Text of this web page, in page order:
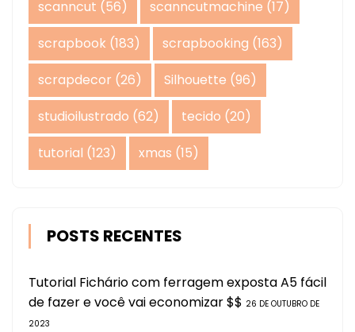
scanncut (56) scanncutmachine (17)
scrapbook (183) scrapbooking (163)
scrapdecor (26) Silhouette (96)
studioilustrado (62) tecido (20)
tutorial (123) xmas (15)
POSTS RECENTES
Tutorial Fichário com ferragem exposta A5 fácil
de fazer e você vai economizar $$ 26 DE OUTUBRO DE
2023